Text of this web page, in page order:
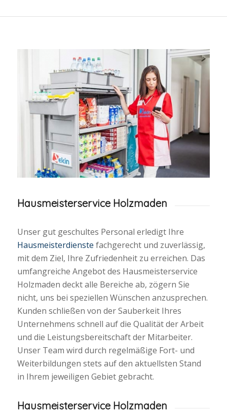
Hausmeisterservice Holzmaden
Unser gut geschultes Personal erledigt Ihre
Hausmeisterdienste fachgerecht und zuverlässig,
mit dem Ziel, Ihre Zufriedenheit zu erreichen. Das
umfangreiche Angebot des Hausmeisterservice
Holzmaden deckt alle Bereiche ab, zögern Sie
nicht, uns bei speziellen Wünschen anzusprechen.
Kunden schließen von der Sauberkeit Ihres
Unternehmens schnell auf die Qualität der Arbeit
und die Leistungsbereitschaft der Mitarbeiter.
Unser Team wird durch regelmäßige Fort- und
Weiterbildungen stets auf den aktuellsten Stand
in Ihrem jeweiligen Gebiet gebracht.
Hausmeisterservice Holzmaden